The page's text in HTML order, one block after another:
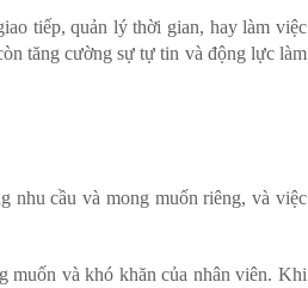
tiếp, quản lý thời gian, hay làm việc
tăng cường sự tự tin và động lực làm
cầu và mong muốn riêng, và việc
muốn và khó khăn của nhân viên. Khi